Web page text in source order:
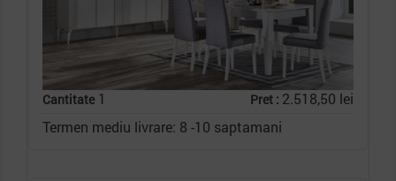
Cantitate1 Pret : 2.518,50 lei
Termen mediu livrare: 8 -10 saptamani